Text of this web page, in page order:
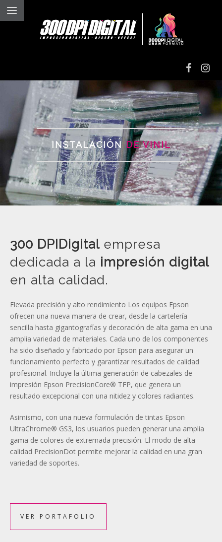
IMPRESIÓNDIGITAL
IMPRESIÓN ENALTO VOLUMEN
INSTALACIÓN DE VINIL
IMPRESIÓN ENVINIL TEXTIL
GRANFORMATO
GRABADO YCORTE LÁSER
INSTALACIONES YROTULACIONES
300 DPIDigital empresa
dedicada a la impresión digital
en alta calidad.
Elevada precisión y alto rendimiento Los equipos Epson
ofrecen una nueva manera de crear, desde la cartelería
sencilla hasta gigantografías y decoración de alta gama en una
amplia variedad de materiales. Cada uno de los componentes
ha sido diseñado y fabricado por Epson para asegurar un
funcionamiento perfecto y garantizar resultados de calidad
profesional. Incluye la última generación de cabezales de
impresión Epson PrecisionCore® TFP, que genera un
resultado excepcional con una nitidez y colores radiantes.
Asimismo, con una nueva formulación de tintas Epson
UltraChrome® GS3, los usuarios pueden generar una amplia
gama de colores de extremada precisión. El modo de alta
calidad PrecisionDot permite mejorar la calidad en una gran
variedad de soportes.
VER PORTAFOLIO